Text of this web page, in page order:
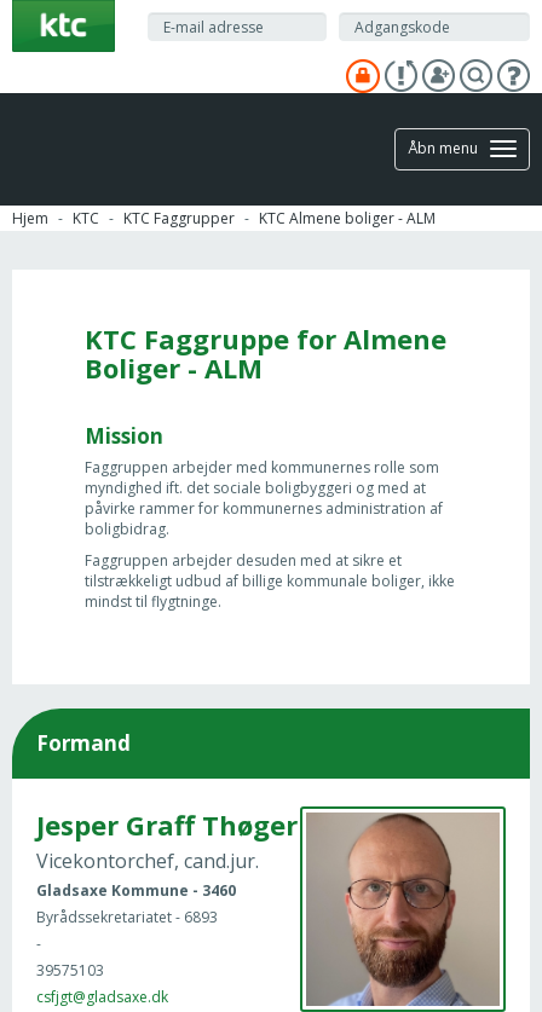
hovedindhold
Åbn menu
Hjem KTC KTC Faggrupper KTC Almene boliger - ALM
KTC Faggruppe for Almene
Boliger - ALM
Mission
Faggruppen arbejder med kommunernes rolle som
myndighed ift. det sociale boligbyggeri og med at
påvirke rammer for kommunernes administration af
boligbidrag.
Faggruppen arbejder desuden med at sikre et
tilstrækkeligt udbud af billige kommunale boliger, ikke
mindst til flygtninge.
Formand
Jesper Graff Thøger
Vicekontorchef, cand.jur.
Gladsaxe Kommune - 3460
Byrådssekretariatet - 6893
-
39575103
csfjgt@gladsaxe.dk